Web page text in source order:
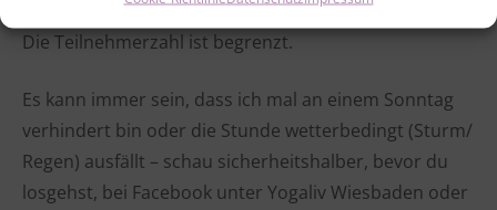
eine Decke/ Pulli für die Endentspannung.
Die Teilnehmerzahl ist begrenzt.
Es kann immer sein, dass ich mal an einem Sonntag
verhindert bin oder die Stunde wetterbedingt (Sturm/
Regen) ausfällt – schau sicherheitshalber, bevor du
losgehst, bei Facebook unter Yogaliv Wiesbaden oder